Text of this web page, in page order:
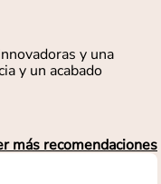
y una
y un acabado
más recomendaciones